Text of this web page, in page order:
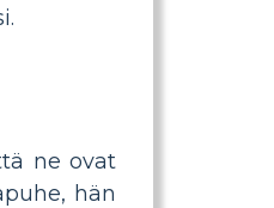
ne ovat
hän